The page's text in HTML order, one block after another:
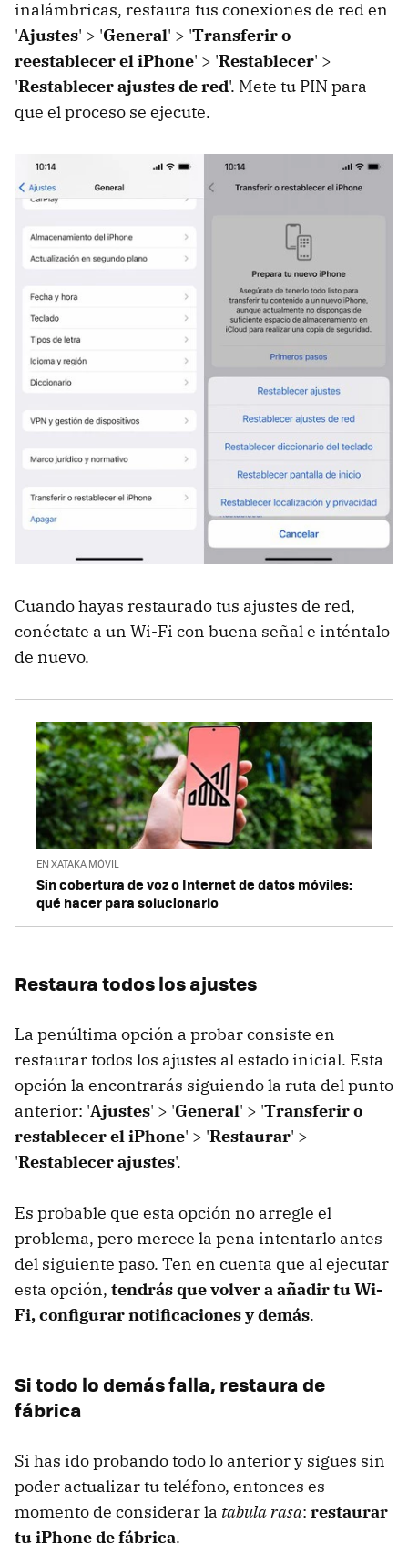
inalámbricas, restaura tus conexiones de red en
'Ajustes' > 'General' > 'Transferir o
reestablecer el iPhone' > 'Restablecer' >
'Restablecer ajustes de red'. Mete tu PIN para
que el proceso se ejecute.
Cuando hayas restaurado tus ajustes de red,
conéctate a un Wi-Fi con buena señal e inténtalo
de nuevo.
EN XATAKA MÓVIL
Sin cobertura de voz o Internet de datos móviles:
qué hacer para solucionarlo
Restaura todos los ajustes
La penúltima opción a probar consiste en
restaurar todos los ajustes al estado inicial. Esta
opción la encontrarás siguiendo la ruta del punto
anterior: 'Ajustes' > 'General' > 'Transferir o
restablecer el iPhone' > 'Restaurar' >
'Restablecer ajustes'.
Es probable que esta opción no arregle el
problema, pero merece la pena intentarlo antes
del siguiente paso. Ten en cuenta que al ejecutar
esta opción, tendrás que volver a añadir tu Wi-
Fi, configurar notificaciones y demás.
Si todo lo demás falla, restaura de
fábrica
Si has ido probando todo lo anterior y sigues sin
poder actualizar tu teléfono, entonces es
momento de considerar la tabula rasa: restaurar
tu iPhone de fábrica.